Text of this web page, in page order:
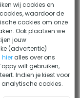
wij cookies en
waardoor de
cookies om onze
Ook plaatsen we
jouw
(advertentie)
hier alles over ons
wilt gebruiken,
Indien je kiest voor
analytische cookies.